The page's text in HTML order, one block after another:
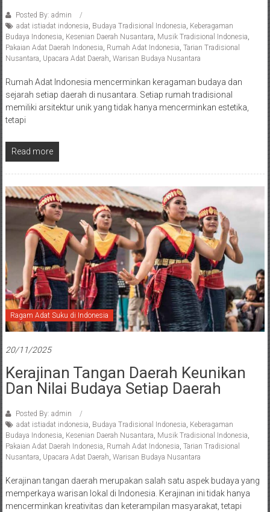
Posted By: admin
adat istiadat indonesia, Budaya Tradisional Indonesia, Keberagaman
Budaya Indonesia, Kesenian Daerah Nusantara, Musik Tradisional Indonesia,
Pakaian Adat Daerah Indonesia, Rumah Adat Indonesia, Tarian Tradisional
Nusantara, Upacara Adat Daerah, Warisan Budaya Nusantara
Rumah Adat Indonesia mencerminkan keragaman budaya dan
sejarah setiap daerah di nusantara. Setiap rumah tradisional
memiliki arsitektur unik yang tidak hanya mencerminkan estetika,
tetapi
Read more
Ragam Adat Suku di Indonesia
20/11/2025
Kerajinan Tangan Daerah Keunikan
Dan Nilai Budaya Setiap Daerah
Posted By: admin
adat istiadat indonesia, Budaya Tradisional Indonesia, Keberagaman
Budaya Indonesia, Kesenian Daerah Nusantara, Musik Tradisional Indonesia,
Pakaian Adat Daerah Indonesia, Rumah Adat Indonesia, Tarian Tradisional
Nusantara, Upacara Adat Daerah, Warisan Budaya Nusantara
Kerajinan tangan daerah merupakan salah satu aspek budaya yang
memperkaya warisan lokal di Indonesia. Kerajinan ini tidak hanya
mencerminkan kreativitas dan keterampilan masyarakat, tetapi